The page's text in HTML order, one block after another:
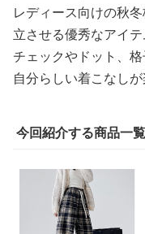
レディース向けの秋
立させる優秀なアイテ
チェックやドット、
自分らしい着こなしが
今回紹介する商品一覧